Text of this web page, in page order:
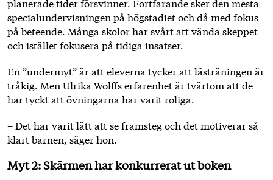
specialundervisningen på högstadiet och då med fokus
på beteende. Många skolor har svårt att vända skeppet
och istället fokusera på tidiga insatser.
En ”undermyt” är att eleverna tycker att lästräningen är
tråkig. Men Ulrika Wolffs erfarenhet är tvärtom att de
har tyckt att övningarna har varit roliga.
– Det har varit lätt att se framsteg och det motiverar så
klart barnen, säger hon.
Myt 2: Skärmen har konkurrerat ut boken